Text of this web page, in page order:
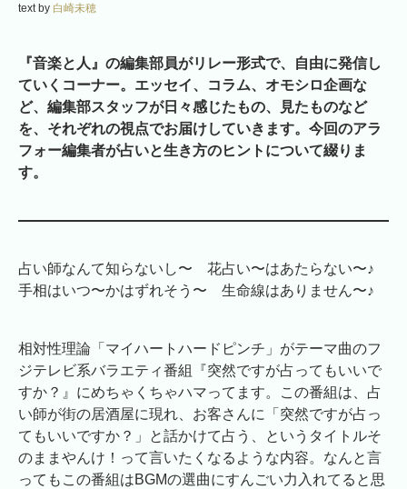
text by 白崎未穂
『音楽と人』の編集部員がリレー形式で、自由に発信し
ていくコーナー。エッセイ、コラム、オモシロ企画な
ど、編集部スタッフが日々感じたもの、見たものなど
を、それぞれの視点でお届けしていきます。今回のアラ
フォー編集者が占いと生き方のヒントについて綴りま
す。
占い師なんて知らないし〜 花占い〜はあたらない〜♪
手相はいつ〜かはずれそう〜 生命線はありません〜♪
相対性理論「マイハートハードピンチ」がテーマ曲のフ
ジテレビ系バラエティ番組『突然ですが占ってもいいで
すか？』にめちゃくちゃハマってます。この番組は、占
い師が街の居酒屋に現れ、お客さんに「突然ですが占っ
てもいいですか？」と話かけて占う、というタイトルそ
のままやんけ！って言いたくなるような内容。なんと言
ってもこの番組はBGMの選曲にすんごい力入れてると思